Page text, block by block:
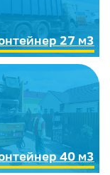
27 м3
40 м3